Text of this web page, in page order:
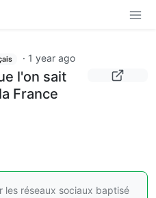
· 1 year ago
l'on sait
France
les réseaux sociaux baptisé